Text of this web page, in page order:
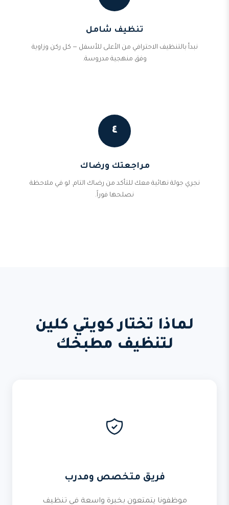
تنظيف شامل
نبدأ بالتنظيف الاحترافي من الأعلى للأسفل — كل ركن وزاوية
وفق منهجية مدروسة.
٤
مراجعتك ورضاك
نجري جولة نهائية معك للتأكد من رضاك التام. لو في ملاحظة
نصلحها فوراً.
لماذا تختار كويتي كلين
لتنظيف مطبخك
فريق متخصص ومدرب
موظفونا يتمتعون بخبرة واسعة في تنظيف